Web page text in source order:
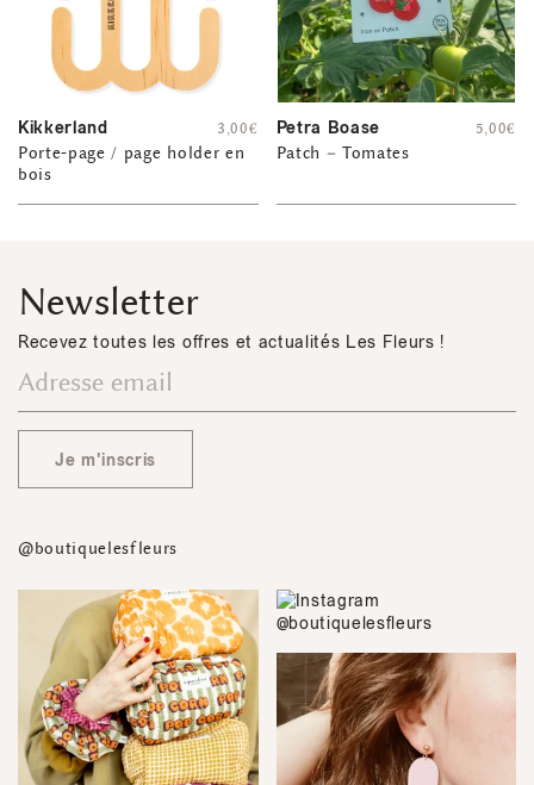
Kikkerland
Porte-page / page holder en
bois
3,00€ Petra Boase
Patch – Tomates
5,00€
Newsletter
Recevez toutes les offres et actualités Les Fleurs !
Je m'inscris
@boutiquelesfleurs